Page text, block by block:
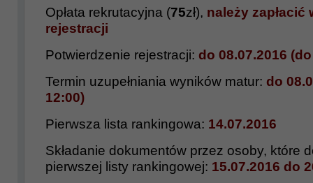
Opłata rekrutacyjna (75zł), należy zapłacić
rejestracji
Potwierdzenie rejestracji: do 08.07.2016
Termin uzupełniania wyników matur: do
12:00)
Pierwsza lista rankingowa: 14.07.2016
Składanie dokumentów przez osoby, które
pierwszej listy rankingowej: 15.07.2016 do